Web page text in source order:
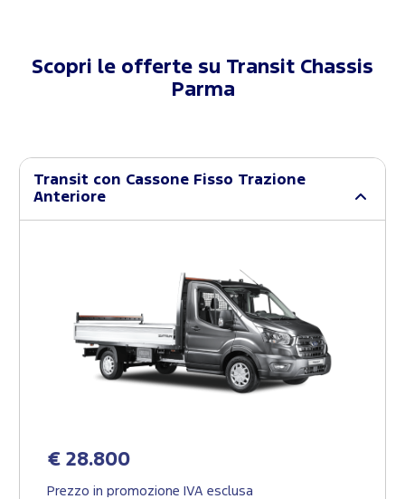
Scopri le offerte su Transit Chassis
Parma
Transit con Cassone Fisso Trazione
Anteriore
€ 28.800
Prezzo in promozione IVA esclusa